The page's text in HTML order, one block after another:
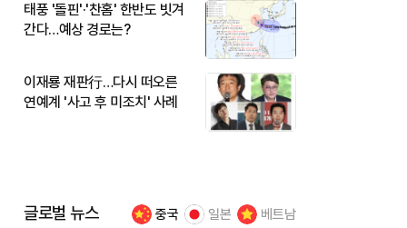
태풍 '돌핀'·'찬홈' 한반도 빗겨
간다…예상 경로는?
이재룡 재판行…다시 떠오른
연예계 '사고 후 미조치' 사례
글로벌 뉴스 중국 일본 베트남